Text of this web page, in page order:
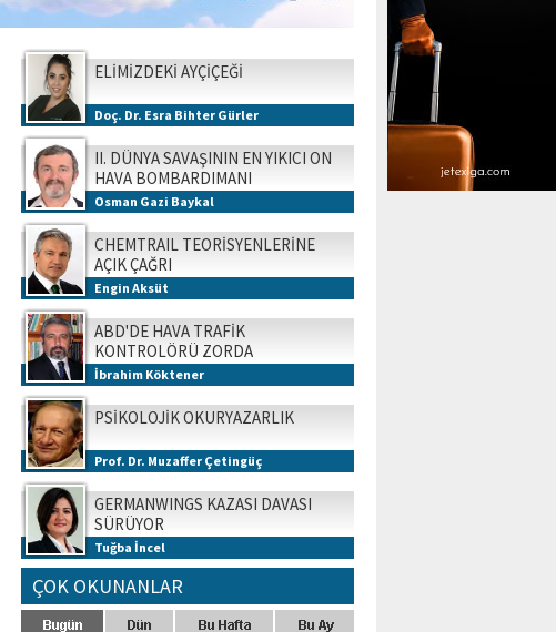
ELİMİZDEKİ AYÇİÇEĞİ
Doç. Dr. Esra Bihter Gürler
II. DÜNYA SAVAŞININ EN YIKICI ON
HAVA BOMBARDIMANI
Osman Gazi Baykal
CHEMTRAIL TEORİSYENLERİNE
AÇIK ÇAĞRI
Engin Aksüt
ABD'DE HAVA TRAFİK
KONTROLÖRÜ ZORDA
İbrahim Köktener
PSİKOLOJİK OKURYAZARLIK
Prof. Dr. Muzaffer Çetingüç
GERMANWINGS KAZASI DAVASI
SÜRÜYOR
Tuğba İncel
ÇOK OKUNANLAR